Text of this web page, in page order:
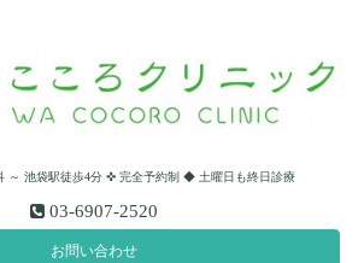
～ 池袋駅徒歩4分 ✜ 完全予約制 ◆ 土曜日も終日診療
03-6907-2520
お問い合わせ